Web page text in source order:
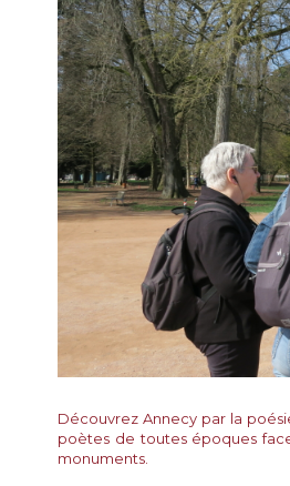
PROJECTIONS
RENCONTRES & LECTURES
SALONS
DANS LES COULISSES DU FESTIVAL
Découvrez Annecy par la
poètes de toutes époques
monuments.